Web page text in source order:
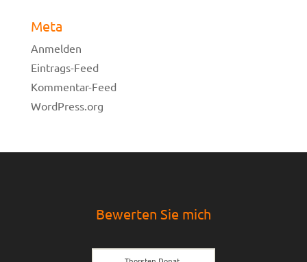
Meta
Anmelden
Eintrags-Feed
Kommentar-Feed
WordPress.org
Bewerten Sie mich